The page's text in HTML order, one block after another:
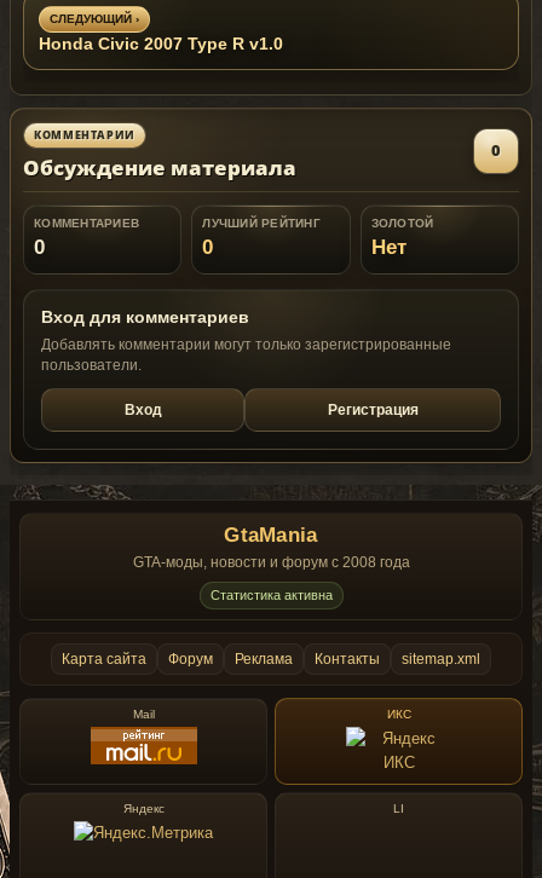
СЛЕДУЮЩИЙ ›
Honda Civic 2007 Type R v1.0
КОММЕНТАРИИ
Обсуждение материала
0
КОММЕНТАРИЕВ
0
ЛУЧШИЙ РЕЙТИНГ
0
ЗОЛОТОЙ
Нет
Вход для комментариев
Добавлять комментарии могут только зарегистрированные
пользователи.
Вход Регистрация
GtaMania
GTA-моды, новости и форум с 2008 года
Статистика активна
Карта сайта Форум Реклама Контакты sitemap.xml
Mail ИКС
Яндекс LI